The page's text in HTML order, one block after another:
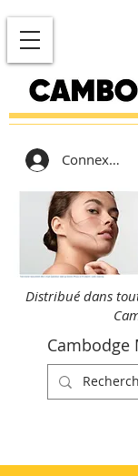
Connexion
Distribué dans
Cambodge